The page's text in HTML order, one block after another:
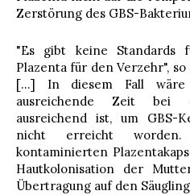
Zerstörung des GBS-
"Es gibt keine Standards
Plazenta für den Verzehr",
[…] In diesem Fall
ausreichende Zeit bei
ausreichend ist, um GBS-
nicht erreicht
kontaminierten
Hautkolonisation der
Übertragung auf den